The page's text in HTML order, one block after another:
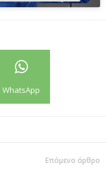
WhatsApp
Επόμενο άρθρο